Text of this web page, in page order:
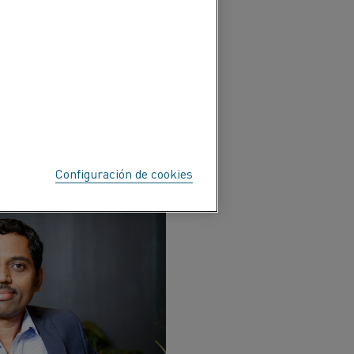
del panorama
Configuración de cookies